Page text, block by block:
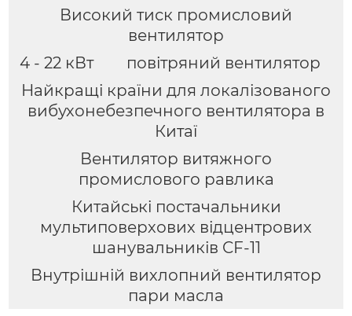
Високий тиск промисловий
вентилятор
4 - 22 кВт
повітряний вентилятор
Найкращі країни для локалізованого
вибухонебезпечного вентилятора в
Китаї
Вентилятор витяжного
промислового равлика
Китайські постачальники
мультиповерхових відцентрових
шанувальників CF-11
Внутрішній вихлопний вентилятор
пари масла